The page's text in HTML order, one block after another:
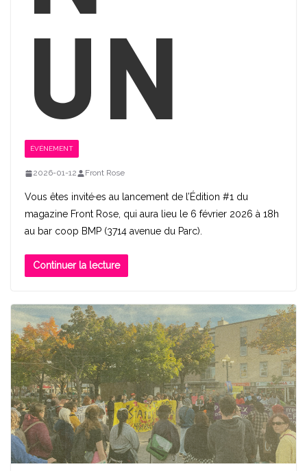
un
ÉVÉNEMENT
2026-01-12 Front Rose
Vous êtes invité·es au lancement de l’Édition #1 du
magazine Front Rose, qui aura lieu le 6 février 2026 à 18h
au bar coop BMP (3714 avenue du Parc).
Continuer la lecture